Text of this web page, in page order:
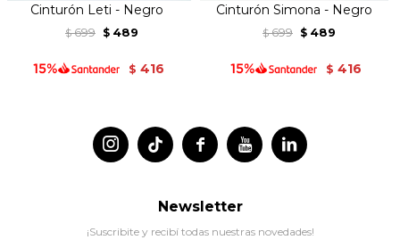
Cinturón Leti - Negro
$ 699 $ 489
$ 416
Cinturón Simona - Negro
$ 699 $ 489
$ 416
 
 
Newsletter
¡Suscribite y recibí todas nuestras novedades!